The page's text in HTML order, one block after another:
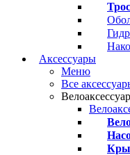
Аксессуары
Меню
Все